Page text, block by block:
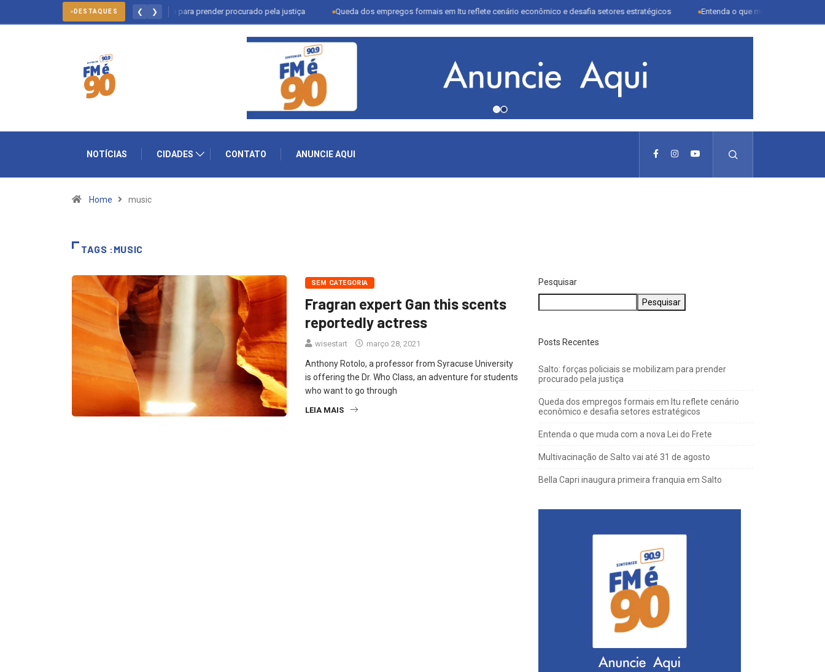
DESTAQUES ❮ ❯
Salto: forças policiais se mobilizam para prender procurado pela justiça Queda dos empregos formais em Itu reflete cenário econômico e desafia setores estratégicos Entenda o que muda com a nova Lei
NOTÍCIAS CIDADES CONTATO ANUNCIE AQUI
Home music
TAGS :MUSIC
SEM CATEGORIA
Fragran expert Gan this scents
reportedly actress
wisestart março 28, 2021
Anthony Rotolo, a professor from Syracuse University
is offering the Dr. Who Class, an adventure for students
who want to go through
LEIA MAIS
Pesquisar
Pesquisar
Posts Recentes
Salto: forças policiais se mobilizam para prender
procurado pela justiça
Queda dos empregos formais em Itu reflete cenário
econômico e desafia setores estratégicos
Entenda o que muda com a nova Lei do Frete
Multivacinação de Salto vai até 31 de agosto
Bella Capri inaugura primeira franquia em Salto